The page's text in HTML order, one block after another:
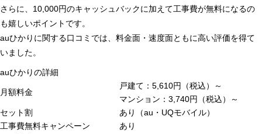
さらに、10,000円のキャッシュバックに加えて工事費が無料になるの
も嬉しいポイントです。
auひかりに関する口コミでは、料金面・速度面ともに高い評価を得て
いました。
auひかりの詳細
月額料金
戸建て：5,610円（税込）～
マンション：3,740円（税込）～
セット割
あり（au・UQモバイル）
工事費無料キャンペーン
あり